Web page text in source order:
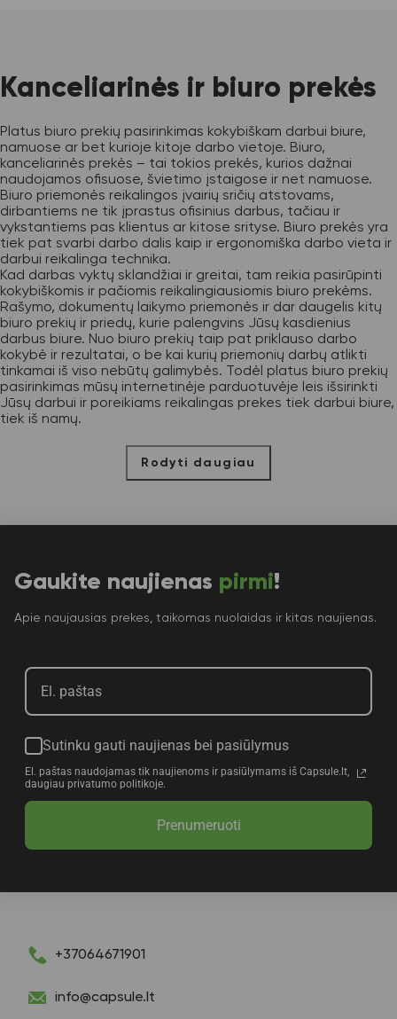
Kanceliarinės ir biuro prekės
Platus biuro prekių pasirinkimas kokybiškam darbui biure,
namuose ar bet kurioje kitoje darbo vietoje. Biuro,
kanceliarinės prekės – tai tokios prekės, kurios dažnai
naudojamos ofisuose, švietimo įstaigose ir net namuose.
Biuro priemonės reikalingos įvairių sričių atstovams,
dirbantiems ne tik įprastus ofisinius darbus, tačiau ir
vykstantiems pas klientus ar kitose srityse. Biuro prekės yra
tiek pat svarbi darbo dalis kaip ir ergonomiška darbo vieta ir
darbui reikalinga technika.
Kad darbas vyktų sklandžiai ir greitai, tam reikia pasirūpinti
kokybiškomis ir pačiomis reikalingiausiomis biuro prekėms.
Rašymo, dokumentų laikymo priemonės ir dar daugelis kitų
biuro prekių ir priedų, kurie palengvins Jūsų kasdienius
darbus biure. Nuo biuro prekių taip pat priklauso darbo
kokybė ir rezultatai, o be kai kurių priemonių darbų atlikti
tinkamai iš viso nebūtų galimybės. Todėl platus biuro prekių
pasirinkimas mūsų internetinėje parduotuvėje leis išsirinkti
Jūsų darbui ir poreikiams reikalingas prekes tiek darbui biure,
tiek iš namų.
Rodyti daugiau
Gaukite naujienas pirmi!
Apie naujausias prekes, taikomas nuolaidas ir kitas naujienas.
Sutinku gauti naujienas bei pasiūlymus
El. paštas naudojamas tik naujienoms ir pasiūlymams iš Capsule.lt,
daugiau privatumo politikoje.
Prenumeruoti
+37064671901
info@capsule.lt